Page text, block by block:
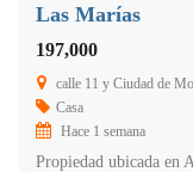
Las Marías
197,000
calle 11 y Ciudad de
Casa
Hace 1 semana
Propiedad ubicada en